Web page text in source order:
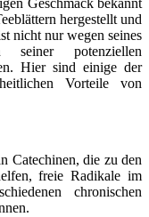
Geschmack bekannt
hergestellt und
nicht nur wegen seines
seiner potenziellen
Hier sind einige der
Vorteile von
Catechinen, die zu den
freie Radikale im
chronischen